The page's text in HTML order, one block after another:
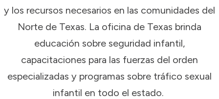
y los recursos necesarios en las comunidades del
Norte de Texas. La oficina de Texas brinda
educación sobre seguridad infantil,
capacitaciones para las fuerzas del orden
especializadas y programas sobre tráfico sexual
infantil en todo el estado.